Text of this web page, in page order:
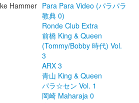
Hammer Para Para Video (パラパラ
教典 0)
Ronde Club Extra
前橋 King & Queen
(Tommy/Bobby 時代) Vol.
3
ARX 3
青山 King & Queen
パラ☆セン Vol. 1
岡崎 Maharaja 0